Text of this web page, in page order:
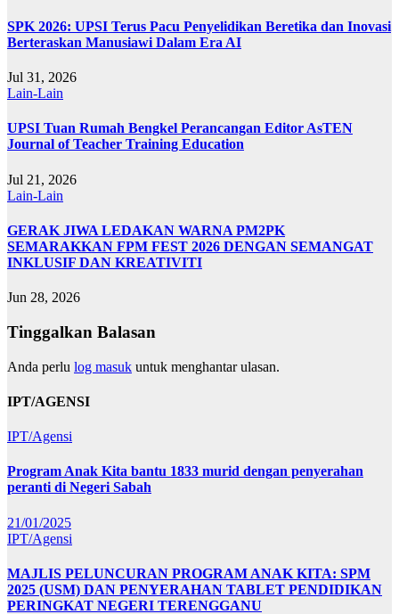
SPK 2026: UPSI Terus Pacu Penyelidikan Beretika dan Inovasi
Berteraskan Manusiawi Dalam Era AI
Jul 31, 2026
Lain-Lain
UPSI Tuan Rumah Bengkel Perancangan Editor AsTEN
Journal of Teacher Training Education
Jul 21, 2026
Lain-Lain
GERAK JIWA LEDAKAN WARNA PM2PK
SEMARAKKAN FPM FEST 2026 DENGAN SEMANGAT
INKLUSIF DAN KREATIVITI
Jun 28, 2026
Tinggalkan Balasan
Anda perlu log masuk untuk menghantar ulasan.
IPT/AGENSI
IPT/Agensi
Program Anak Kita bantu 1833 murid dengan penyerahan
peranti di Negeri Sabah
21/01/2025
IPT/Agensi
MAJLIS PELUNCURAN PROGRAM ANAK KITA: SPM
2025 (USM) DAN PENYERAHAN TABLET PENDIDIKAN
PERINGKAT NEGERI TERENGGANU